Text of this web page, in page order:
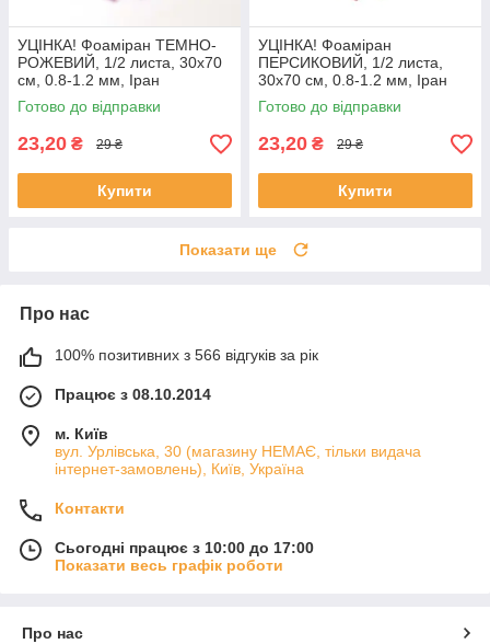
УЦІНКА! Фоаміран ТЕМНО-
РОЖЕВИЙ, 1/2 листа, 30x70
см, 0.8-1.2 мм, Іран
Готово до відправки
23,20 ₴ 29 ₴
Купити
УЦІНКА! Фоаміран
ПЕРСИКОВИЙ, 1/2 листа,
30x70 см, 0.8-1.2 мм, Іран
Готово до відправки
23,20 ₴ 29 ₴
Купити
Показати ще
Про нас
100% позитивних з 566 відгуків за рік
Працює з 08.10.2014
м. Київ
вул. Урлівська, 30 (магазину НЕМАЄ, тільки видача
інтернет-замовлень), Київ, Україна
Контакти
Сьогодні працює з 10:00 до 17:00
Показати весь графік роботи
Про нас